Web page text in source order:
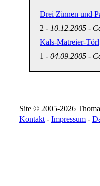
Drei Zinnen und
2 - 10.12.2005 -
Kals-Matreier-Törl
1 - 04.09.2005 -
Site © 2005-2026
Kontakt - Impressum -